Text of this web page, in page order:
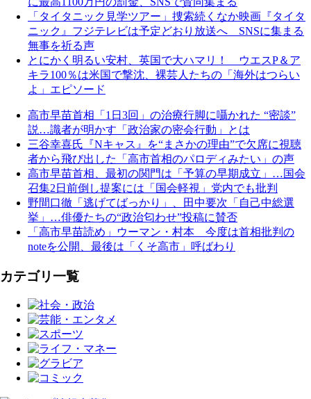
「タイタニック見学ツアー」捜索続くなか映画『タイタ
ニック』フジテレビは予定どおり放送へ SNSに集まる
無事を祈る声
とにかく明るい安村、英国で大ハマリ！ ウエスP＆ア
キラ100％は米国で撃沈、裸芸人たちの「海外はつらい
よ」エピソード
高市早苗首相「1日3回」の治療行脚に囁かれた “密談”
説…識者が明かす「政治家の密会行動」とは
三谷幸喜氏『Nキャス』を“まさかの理由”で欠席に視聴
者から飛び出した「高市首相のパロディみたい」の声
高市早苗首相、最初の関門は「予算の早期成立」…国会
召集2日前倒し提案には「国会軽視」党内でも批判
野間口徹「逃げてばっかり」、田中要次「自己中総選
挙」…俳優たちの“政治匂わせ”投稿に賛否
「高市早苗読め」ウーマン・村本 今度は首相批判の
noteを公開、最後は「くそ高市」呼ばわり
カテゴリ一覧